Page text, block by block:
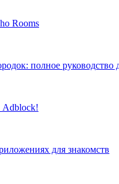
Rooms
полное руководство
для знакомств